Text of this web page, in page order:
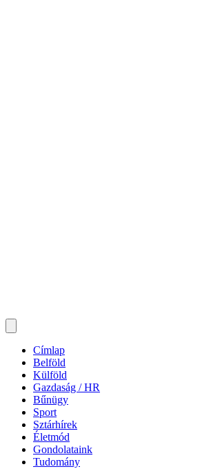
Címlap
Belföld
Külföld
Gazdaság / HR
Bűnügy
Sport
Sztárhírek
Életmód
Gondolataink
Tudomány